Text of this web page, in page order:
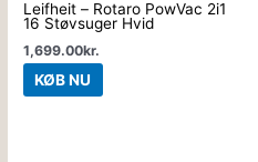
Leifheit – Rotaro PowVac 2i1
16 Støvsuger Hvid
1,699.00kr.
KØB NU